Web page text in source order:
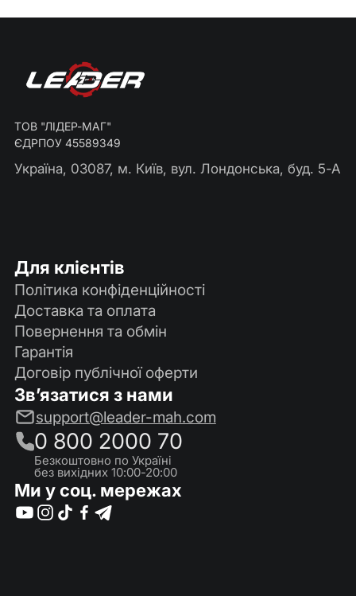
ТОВ "ЛІДЕР-МАГ"
ЄДРПОУ 45589349
Україна, 03087, м. Київ, вул. Лондонська, буд. 5-А
Для клієнтів
Політика конфіденційності
Доставка та оплата
Повернення та обмін
Гарантія
Договір публічної оферти
Зв’язатися з нами
support@leader-mah.com
0 800 2000 70
Безкоштовно по Україні
без вихідних 10:00-20:00
Ми у соц. мережах